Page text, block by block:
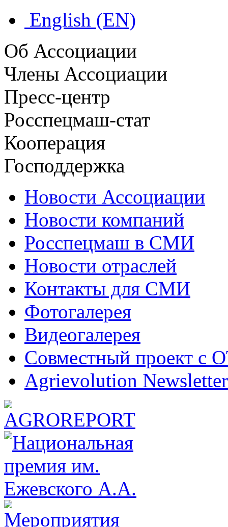
English (EN)
Об Ассоциации
Члены Ассоциации
Пресс-центр
Росспецмаш-стат
Кооперация
Господдержка
Новости Ассоциации
Новости компаний
Росспецмаш в СМИ
Новости отраслей
Контакты для СМИ
Фотогалерея
Видеогалерея
Совместный проект с
Agrievolution Newsletter